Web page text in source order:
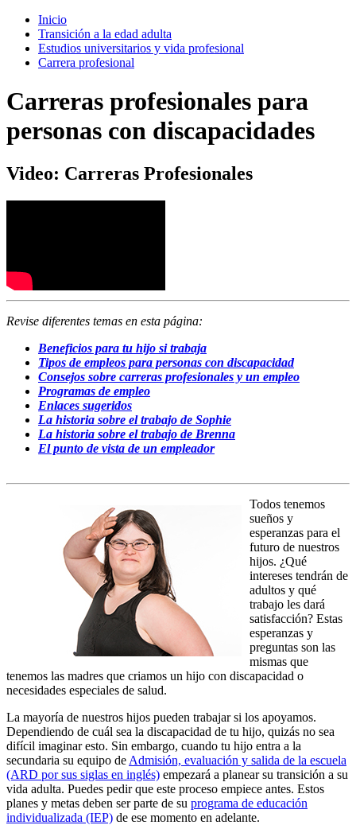
Inicio
Transición a la edad adulta
Estudios universitarios y vida profesional
Carrera profesional
Carreras profesionales para
personas con discapacidades
Video: Carreras Profesionales
Revise diferentes temas en esta página:
Beneficios para tu hijo si trabaja
Tipos de empleos para personas con discapacidad
Consejos sobre carreras profesionales y un empleo
Programas de empleo
Enlaces sugeridos
La historia sobre el trabajo de Sophie
La historia sobre el trabajo de Brenna
El punto de vista de un empleador
Todos tenemos
sueños y
esperanzas para el
futuro de nuestros
hijos. ¿Qué
intereses tendrán de
adultos y qué
trabajo les dará
satisfacción? Estas
esperanzas y
preguntas son las
mismas que
tenemos las madres que criamos un hijo con discapacidad o
necesidades especiales de salud.
La mayoría de nuestros hijos pueden trabajar si los apoyamos.
Dependiendo de cuál sea la discapacidad de tu hijo, quizás no sea
difícil imaginar esto. Sin embargo, cuando tu hijo entra a la
secundaria su equipo de Admisión, evaluación y salida de la escuela
(ARD por sus siglas en inglés) empezará a planear su transición a su
vida adulta. Puedes pedir que este proceso empiece antes. Estos
planes y metas deben ser parte de su programa de educación
individualizada (IEP) de ese momento en adelante.